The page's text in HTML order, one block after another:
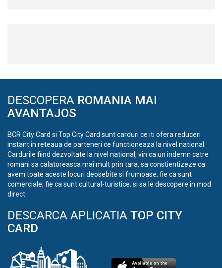
DESCOPERA ROMANIA MAI
AVANTAJOS
BCR City Card si Top City Card sunt carduri ce iti ofera reduceri
instant in reteaua de parteneri ce functioneaza la nivel national.
Cardurile fiind dezvoltate la nivel national, vin ca un indemn catre
romani sa calatoreasca mai mult prin tara, sa constientizeze ca
avem toate aceste locuri deosebite si frumoase, fie ca sunt
comerciale, fie ca sunt cultural-turistice, si sa le descopere in mod
direct.
DESCARCA APLICATIA TOP CITY
CARD